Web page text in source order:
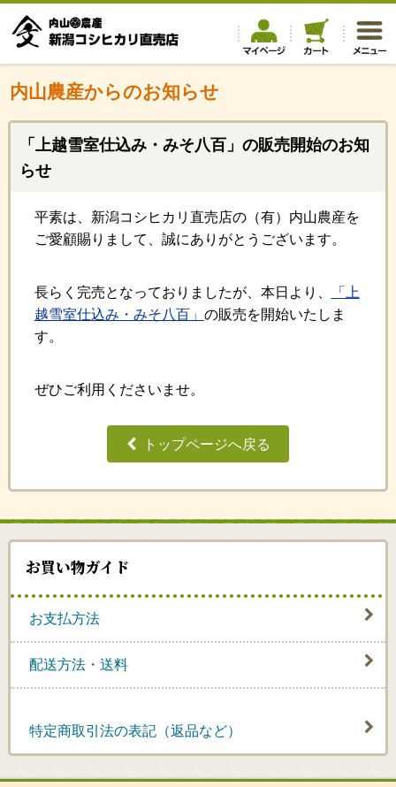
内山農産からのお知らせ
「上越雪室仕込み・みそ八百」の販売開始のお知
らせ
平素は、新潟コシヒカリ直売店の（有）内山農産を
ご愛顧賜りまして、誠にありがとうございます。
長らく完売となっておりましたが、本日より、
「上
越雪室仕込み・みそ八百」 の販売を開始いたしま
す。
ぜひご利用くださいませ。
トップページへ戻る
お買い物ガイド
お支払方法
配送方法・送料
特定商取引法の表記（返品など）